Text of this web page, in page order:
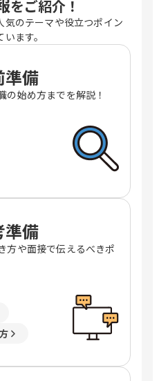
をご紹介！
のテーマや役立つポイン
ます。
準備
の始め方までを解説！
準備
方や面接で伝えるべきポ